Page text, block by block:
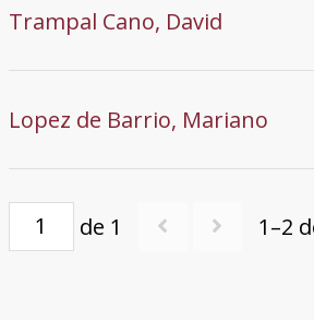
Trampal Cano, David
Lopez de Barrio, Mariano
de 1 1–2